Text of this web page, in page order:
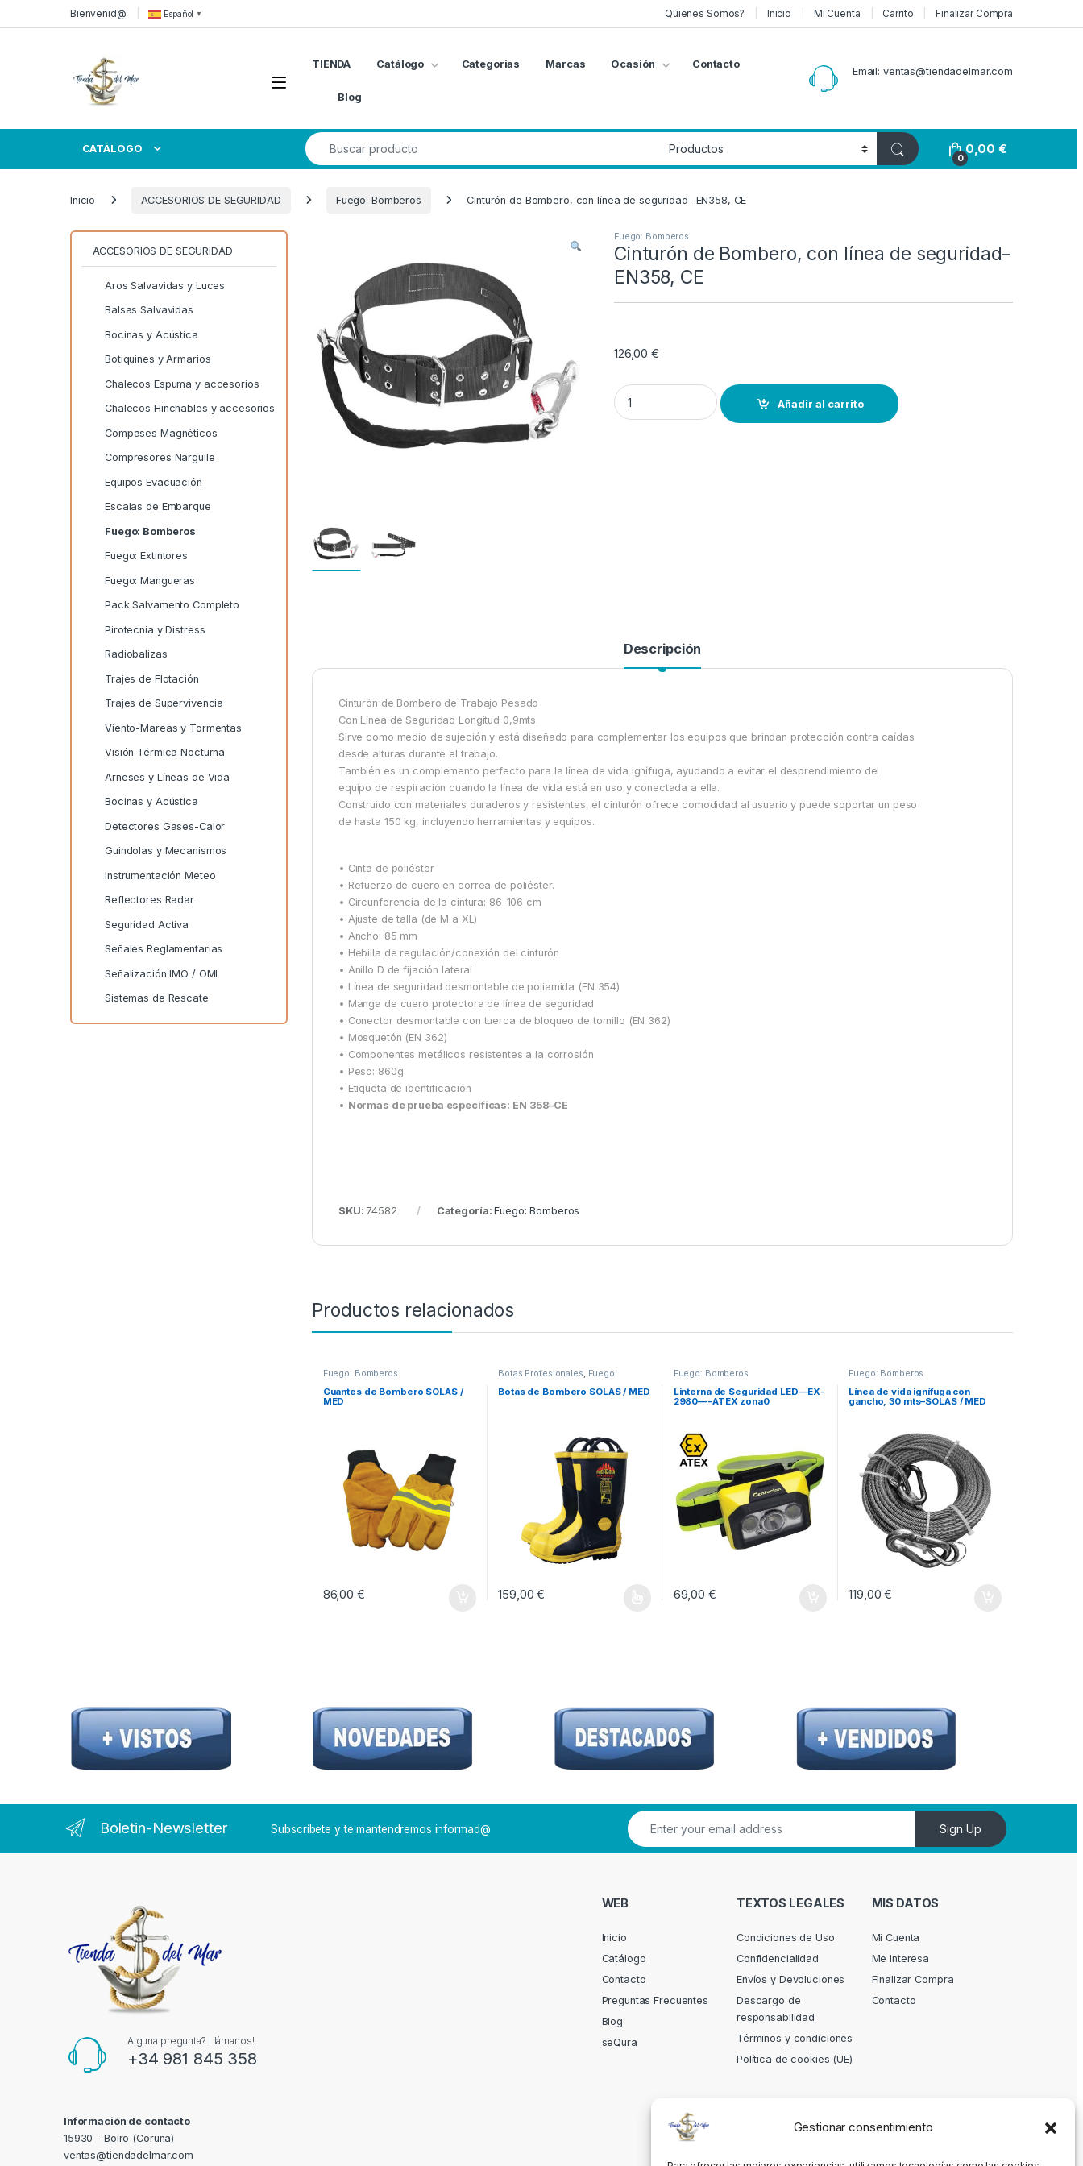
Gestionar consentimiento
Skip to navigation
Skip to contentBienvenid@ Español ▼ Quienes Somos? Inicio Mi Cuenta Carrito Finalizar Compra
Open
TIENDA Catálogo Categorias Marcas Ocasión Contacto
Blog
Email: ventas@tiendadelmar.com
CATÁLOGO
Search for:
0
0,00€
Inicio ACCESORIOS DE SEGURIDAD Fuego: Bomberos Cinturón de Bombero, con línea de seguridad– EN358, CE
Fuego: Bomberos
Cinturón de Bombero, con línea de seguridad–
EN358, CE
126,00€
Cinturón de Bombero, con línea de seguridad-- EN358, CE quantity
Añadir al carrito
Descripción
Cinturón de Bombero de Trabajo Pesado
Con Línea de Seguridad Longitud 0,9mts.
Sirve como medio de sujeción y está diseñado para complementar los equipos que brindan protección contra caídas
desde alturas durante el trabajo.
También es un complemento perfecto para la línea de vida ignífuga, ayudando a evitar el desprendimiento del
equipo de respiración cuando la línea de vida está en uso y conectada a ella.
Construido con materiales duraderos y resistentes, el cinturón ofrece comodidad al usuario y puede soportar un peso
de hasta 150 kg, incluyendo herramientas y equipos.
• Cinta de poliéster
• Refuerzo de cuero en correa de poliéster.
• Circunferencia de la cintura: 86-106 cm
• Ajuste de talla (de M a XL)
• Ancho: 85 mm
• Hebilla de regulación/conexión del cinturón
• Anillo D de fijación lateral
• Línea de seguridad desmontable de poliamida (EN 354)
• Manga de cuero protectora de línea de seguridad
• Conector desmontable con tuerca de bloqueo de tornillo (EN 362)
• Mosquetón (EN 362)
• Componentes metálicos resistentes a la corrosión
• Peso: 860g
• Etiqueta de identificación
• Normas de prueba específicas: EN 358–CE
SKU: 74582 Categoría:Fuego: Bomberos
Productos relacionados
Fuego: Bomberos
Guantes de Bombero SOLAS /
MED
86,00 €
Botas Profesionales, Fuego:
Botas de Bombero SOLAS / MED
159,00€
Este producto tiene múltiples variantes. Las opciones se pueden elegir en la página de producto
Fuego: Bomberos
Linterna de Seguridad LED—EX-
2980—-ATEX zona0
69,00 €
Fuego: Bomberos
Línea de vida ignífuga con
gancho, 30 mts–SOLAS / MED
119,00€
ACCESORIOS DE SEGURIDAD
Aros Salvavidas y Luces
Balsas Salvavidas
Bocinas y Acústica
Botiquines y Armarios
Chalecos Espuma y accesorios
Chalecos Hinchables y accesorios
Compases Magnéticos
Compresores Narguile
Equipos Evacuación
Escalas de Embarque
Fuego: Bomberos
Fuego: Extintores
Fuego: Mangueras
Pack Salvamento Completo
Pirotecnia y Distress
Radiobalizas
Trajes de Flotación
Trajes de Supervivencia
Viento-Mareas y Tormentas
Visión Térmica Nocturna
Arneses y Líneas de Vida
Bocinas y Acústica
Detectores Gases-Calor
Guindolas y Mecanismos
Instrumentación Meteo
Reflectores Radar
Seguridad Activa
Señales Reglamentarias
Señalización IMO / OMI
Sistemas de Rescate
Boletin-Newsletter Subscríbete y te mantendremos informad@ Sign Up
Alguna pregunta? Llámanos!
+34 981 845 358
Información de contacto
15930 - Boiro (Coruña)
ventas@tiendadelmar.com
WEB
Inicio
Catálogo
Contacto
Preguntas Frecuentes
Blog
seQura
TEXTOS LEGALES
Condiciones de Uso
Confidencialidad
Envíos y Devoluciones
Descargo de
responsabilidad
Términos y condiciones
Política de cookies (UE)
MIS DATOS
Mi Cuenta
Me interesa
Finalizar Compra
Contacto